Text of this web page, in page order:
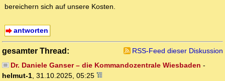
bereichern sich auf unsere Kosten.
antworten
gesamter Thread:
RSS-Feed dieser Diskussion
Dr. Daniele Ganser – die Kommandozentrale Wiesbaden -
helmut-1, 31.10.2025, 05:25